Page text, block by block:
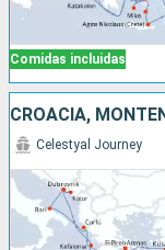
Comidas incluidas
Celestyal Journey